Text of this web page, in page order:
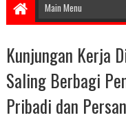
Kunjungan Kerja
Saling Berbagi
Pribadi dan